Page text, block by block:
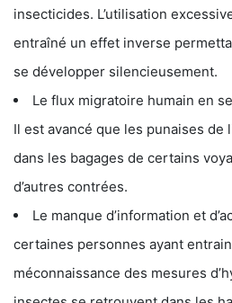
insecticides. L’utilisation
entraîné un effet inverse
se développer silencieusement.
Le flux migratoire humain en
Il est avancé que les punaises
dans les bagages de certains
d’autres contrées.
Le manque d’information et
certaines personnes ayant
méconnaissance des mesures